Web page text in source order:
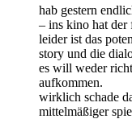
hab gestern
– ins kino hat der
leider ist das
story und die
es will weder
aufkommen.
wirklich schade
mittelmäßiger